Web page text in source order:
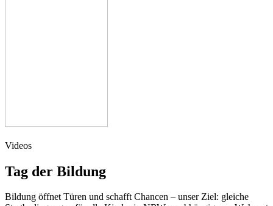
Vide­os
Tag der Bildung
Bil­dung öff­net Türen und schafft Chan­cen – unser Ziel: glei­che